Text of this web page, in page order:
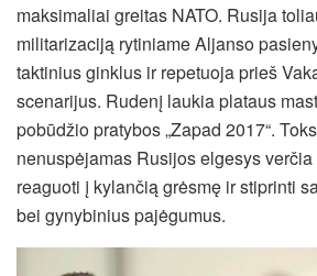
maksimaliai greitas NATO. Rusija
militarizaciją rytiniame Aljanso
taktinius ginklus ir repetuoja prieš
scenarijus. Rudenį laukia plataus
pobūdžio pratybos „Zapad 2017“.
nenuspėjamas Rusijos elgesys
reaguoti į kylančią grėsmę ir stiprinti
bei gynybinius pajėgumus.